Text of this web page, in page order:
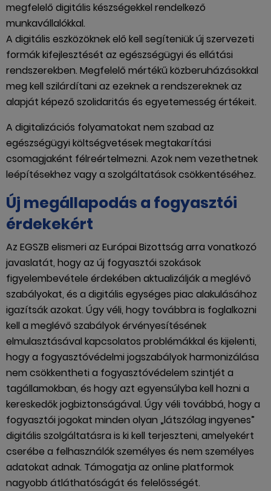
megfelelő digitális készségekkel rendelkező
munkavállalókkal.
A digitális eszközöknek elő kell segíteniük új szervezeti
formák kifejlesztését az egészségügyi és ellátási
rendszerekben. Megfelelő mértékű közberuházásokkal
meg kell szilárdítani az ezeknek a rendszereknek az
alapját képező szolidaritás és egyetemesség értékeit.
A digitalizációs folyamatokat nem szabad az
egészségügyi költségvetések megtakarítási
csomagjaként félreértelmezni. Azok nem vezethetnek
leépítésekhez vagy a szolgáltatások csökkentéséhez.
Új megállapodás a fogyasztói
érdekekért
Az EGSZB elismeri az Európai Bizottság arra vonatkozó
javaslatát, hogy az új fogyasztói szokások
figyelembevétele érdekében aktualizálják a meglévő
szabályokat, és a digitális egységes piac alakulásához
igazítsák azokat. Úgy véli, hogy továbbra is foglalkozni
kell a meglévő szabályok érvényesítésének
elmulasztásával kapcsolatos problémákkal és kijelenti,
hogy a fogyasztóvédelmi jogszabályok harmonizálása
nem csökkentheti a fogyasztóvédelem szintjét a
tagállamokban, és hogy azt egyensúlyba kell hozni a
kereskedők jogbiztonságával. Úgy véli továbbá, hogy a
fogyasztói jogokat minden olyan „látszólag ingyenes”
digitális szolgáltatásra is ki kell terjeszteni, amelyekért
cserébe a felhasználók személyes és nem személyes
adatokat adnak. Támogatja az online platformok
nagyobb átláthatóságát és felelősségét.